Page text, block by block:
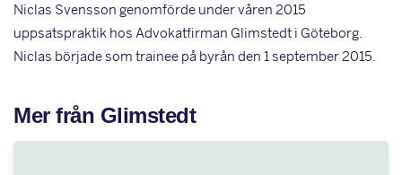
Niclas Svensson genomförde under våren 2015
uppsatspraktik hos Advokatfirman Glimstedt i Göteborg.
Niclas började som trainee på byrån den 1 september 2015.
Mer från Glimstedt